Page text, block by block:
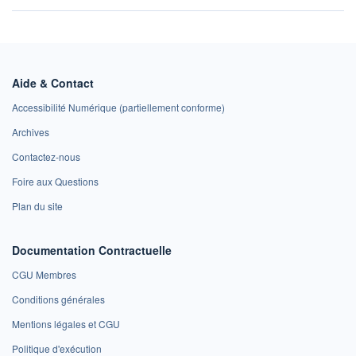
Aide & Contact
Accessibilité Numérique (partiellement conforme)
Archives
Contactez-nous
Foire aux Questions
Plan du site
Documentation Contractuelle
CGU Membres
Conditions générales
Mentions légales et CGU
Politique d'exécution